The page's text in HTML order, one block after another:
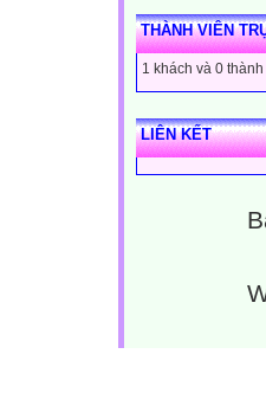
THÀNH VIÊN
1 khách và 0
LIÊN KẾT